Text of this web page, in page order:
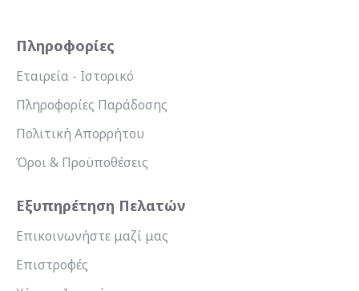
Πληροφορίες
Εταιρεία - Ιστορικό
Πληροφορίες Παράδοσης
Πολιτική Απορρήτου
Όροι & Προϋποθέσεις
Εξυπηρέτηση Πελατών
Επικοινωνήστε μαζί μας
Επιστροφές